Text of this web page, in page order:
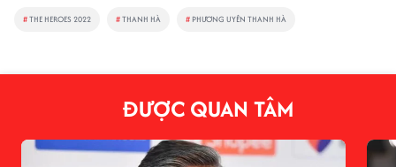
#THE HEROES 2022 #THANH HÀ # PHƯƠNG UYÊN THANH HÀ
ĐƯỢC QUAN TÂM